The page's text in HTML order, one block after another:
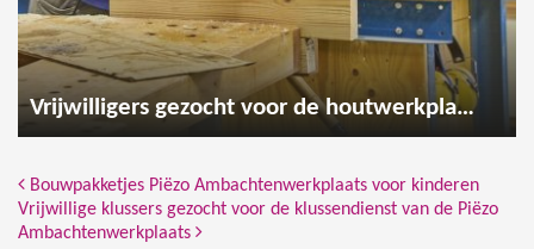
Vrijwilligers gezocht voor de houtwerkplaats
Bericht Navigatie
Bouwpakketjes Piëzo Ambachtenwerkplaats voor kinderen
Vrijwillige klussers gezocht voor de klussendienst van de Piëzo
Ambachtenwerkplaats